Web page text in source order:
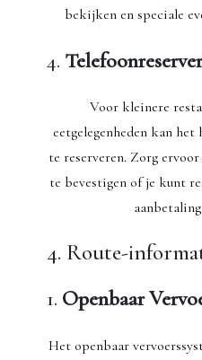
bekijken en speciale
4.
Voor kleinere
eetgelegenheden kan
te reserveren. Zorg
te bevestigen of je kunt
4. Route-
1. Openbaar
Het openbaar